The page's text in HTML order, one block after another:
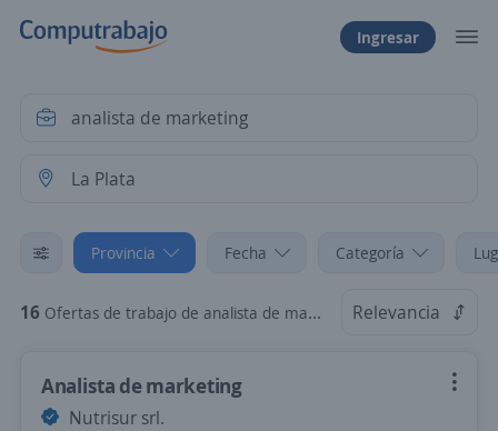
Ingresar
Provincia Fecha Categoría
16 Ofertas de trabajo de analista de marketing en La Plata, Buenos Aires Relevancia
Analista de marketing
Nutrisur srl.